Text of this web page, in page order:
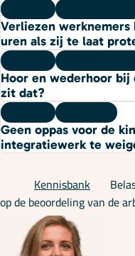
Verliezen
uren als zij te laat
Hoor en wederhoor bij
zit dat?
Geen oppas voor de
integratiewerk te
Kennisbank
op de beoordeling van de